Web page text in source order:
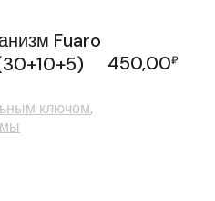
Fuaro
450,00₽
ключом